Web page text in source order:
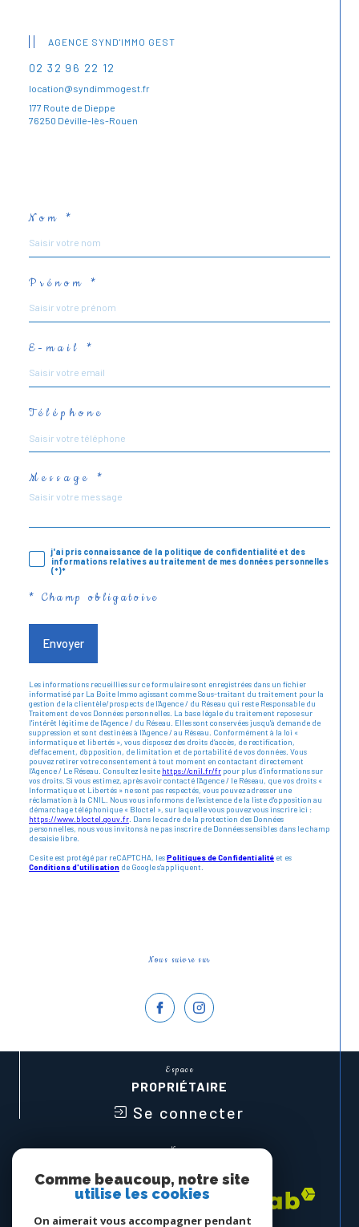
AGENCE SYND'IMMO GEST
02 32 96 22 12
location@syndimmogest.fr
177 Route de Dieppe
76250 Déville-lès-Rouen
Nom *
Prénom *
E-mail *
Téléphone
Message *
j'ai pris connaissance de la politique de confidentialité et des
informations relatives au traitement de mes données personnelles
(*)*
* Champ obligatoire
Envoyer
Les informations recueillies sur ce formulaire sont enregistrées dans un fichier
informatisé par La Boite Immo agissant comme Sous-traitant du traitement pour la
gestion de la clientèle/prospects de l'Agence / du Réseau qui reste Responsable du
Traitement de vos Données personnelles. La base légale du traitement repose sur
l'intérêt légitime de l'Agence / du Réseau. Elles sont conservées jusqu'à demande de
suppression et sont destinées à l'Agence / au Réseau. Conformément à la loi «
informatique et libertés », vous disposez des droits d’accès, de rectification,
d’effacement, d’opposition, de limitation et de portabilité de vos données. Vous
pouvez retirer votre consentement à tout moment en contactant directement
l’Agence / Le Réseau. Consultez le site https://cnil.fr/fr pour plus d’informations sur
vos droits. Si vous estimez, après avoir contacté l'Agence / le Réseau, que vos droits «
Informatique et Libertés » ne sont pas respectés, vous pouvez adresser une
réclamation à la CNIL. Nous vous informons de l’existence de la liste d'opposition au
démarchage téléphonique « Bloctel », sur laquelle vous pouvez vous inscrire ici :
https://www.bloctel.gouv.fr . Dans le cadre de la protection des Données
personnelles, nous vous invitons à ne pas inscrire de Données sensibles dans le champ
de saisie libre.
Ce site est protégé par reCAPTCHA, lesPolitiques de Confidentialité et es
Conditions d'utilisation de Google s'appliquent.
Nous suivre sur
Espace
PROPRIÉTAIRE
Se connecter
Nous
Comme beaucoup, notre site
utilise les cookies
On aimerait vous accompagner pendant